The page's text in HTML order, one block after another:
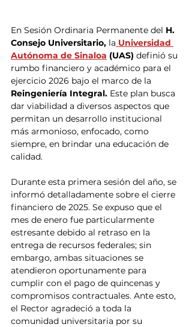
En Sesión Ordinaria Permanente del H.
Consejo Universitario, la Universidad
Autónoma de Sinaloa (UAS) definió su
rumbo financiero y académico para el
ejercicio 2026 bajo el marco de la
Reingeniería Integral. Este plan busca
dar viabilidad a diversos aspectos que
permitan un desarrollo institucional
más armonioso, enfocado, como
siempre, en brindar una educación de
calidad.
Durante esta primera sesión del año, se
informó detalladamente sobre el cierre
financiero de 2025. Se expuso que el
mes de enero fue particularmente
estresante debido al retraso en la
entrega de recursos federales; sin
embargo, ambas situaciones se
atendieron oportunamente para
cumplir con el pago de quincenas y
compromisos contractuales. Ante esto,
el Rector agradeció a toda la
comunidad universitaria por su